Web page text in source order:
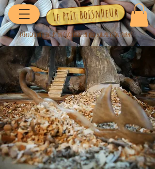
Le PtIt BoISnHeUr
FaBriCaTioN d'ObJeTs dU QuOtiDiEn eN bOiS scUlpTé eT/Ou tOuRné